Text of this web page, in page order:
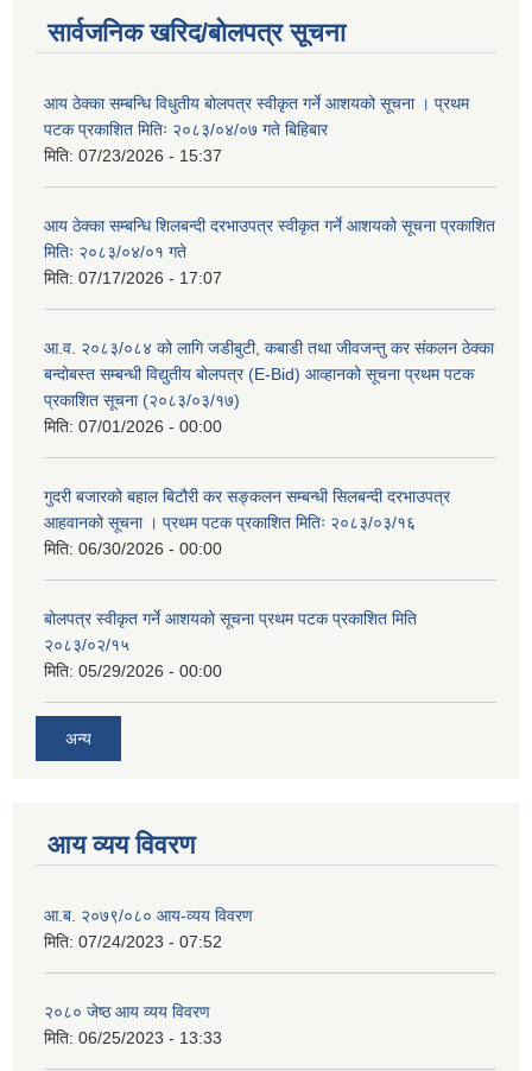
सार्वजनिक खरिद/बोलपत्र सूचना
आय ठेक्का सम्बन्धि विधुतीय बोलपत्र स्वीकृत गर्ने आशयको सूचना । प्रथम
पटक प्रकाशित मितिः २०८३/०४/०७ गते बिहिबार
मिति: 07/23/2026 - 15:37
आय ठेक्का सम्बन्धि शिलबन्दी दरभाउपत्र स्वीकृत गर्ने आशयको सूचना प्रकाशित
मितिः २०८३/०४/०१ गते
मिति: 07/17/2026 - 17:07
आ.व. २०८३/०८४ को लागि जडीबुटी, कबाडी तथा जीवजन्तु कर संकलन ठेक्का
बन्दोबस्त सम्बन्धी विद्युतीय बोलपत्र (E-Bid) आव्हानको सूचना प्रथम पटक
प्रकाशित सूचना (२०८३/०३/१७)
मिति: 07/01/2026 - 00:00
गुदरी बजारको बहाल बिटौरी कर सङ्कलन सम्बन्धी सिलबन्दी दरभाउपत्र
आहवानको सूचना । प्रथम पटक प्रकाशित मितिः २०८३/०३/१६
मिति: 06/30/2026 - 00:00
बोलपत्र स्वीकृत गर्ने आशयको सूचना प्रथम पटक प्रकाशित मिति
२०८३/०२/१५
मिति: 05/29/2026 - 00:00
अन्य
आय व्यय विवरण
आ.ब. २०७९/०८० आय-व्यय विवरण
मिति: 07/24/2023 - 07:52
२०८० जेष्ठ आय व्यय विवरण
मिति: 06/25/2023 - 13:33